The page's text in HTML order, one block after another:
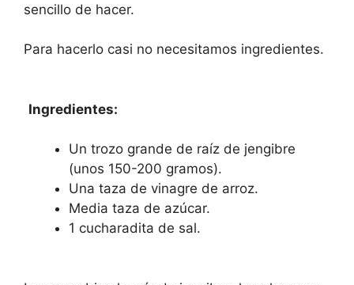
sencillo de hacer.
Para hacerlo casi no necesitamos ingredientes.
Ingredientes:
Un trozo grande de raíz de jengibre
(unos 150-200 gramos).
Una taza de vinagre de arroz.
Media taza de azúcar.
1 cucharadita de sal.